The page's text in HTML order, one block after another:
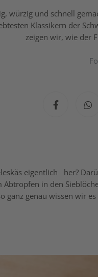
würzig und schnell
Klassikern der
zeigen wir, wie der
eigentlich
her?
in den
genau wissen wir